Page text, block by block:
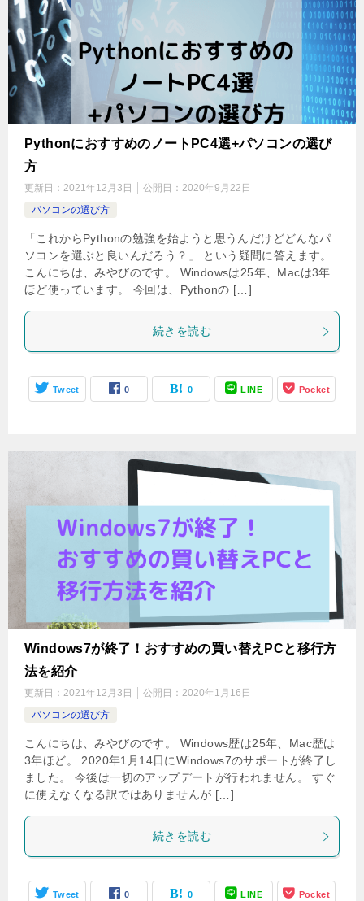
PythonにおすすめのノートPC4選+パソコンの選び
方
更新日： 2021年12月3日 公開日： 2020年9月22日
パソコンの選び方
「これからPythonの勉強を始ようと思うんだけどどんなパ
ソコンを選ぶと良いんだろう？」 という疑問に答えます。
こんにちは、みやびのです。 Windowsは25年、Macは3年
ほど使っています。 今回は、Pythonの […]
続きを読む
Tweet 0 0 LINE Pocket
Windows7が終了！おすすめの買い替えPCと移行方
法を紹介
更新日： 2021年12月3日 公開日： 2020年1月16日
パソコンの選び方
こんにちは、みやびのです。 Windows歴は25年、Mac歴は
3年ほど。 2020年1月14日にWindows7のサポートが終了し
ました。 今後は一切のアップデートが行われません。 すぐ
に使えなくなる訳ではありませんが […]
続きを読む
Tweet 0 0 LINE Pocket